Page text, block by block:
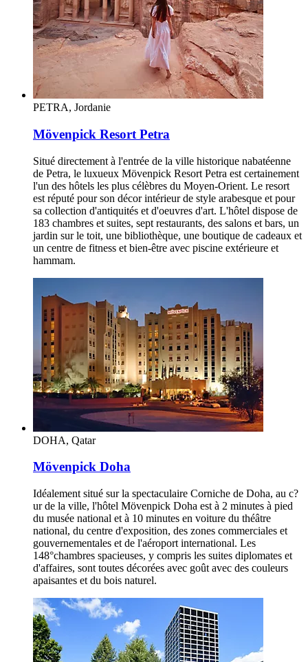
PETRA, Jordanie
Mövenpick Resort Petra
Situé directement à l'entrée de la ville historique nabatéenne
de Petra, le luxueux Mövenpick Resort Petra est certainement
l'un des hôtels les plus célèbres du Moyen-Orient. Le resort
est réputé pour son décor intérieur de style arabesque et pour
sa collection d'antiquités et d'oeuvres d'art. L'hôtel dispose de
183 chambres et suites, sept restaurants, des salons et bars, un
jardin sur le toit, une bibliothèque, une boutique de cadeaux et
un centre de fitness et bien-être avec piscine extérieure et
hammam.
DOHA, Qatar
Mövenpick Doha
Idéalement situé sur la spectaculaire Corniche de Doha, au c?
ur de la ville, l'hôtel Mövenpick Doha est à 2 minutes à pied
du musée national et à 10 minutes en voiture du théâtre
national, du centre d'exposition, des zones commerciales et
gouvernementales et de l'aéroport international. Les
148°chambres spacieuses, y compris les suites diplomates et
d'affaires, sont toutes décorées avec goût avec des couleurs
apaisantes et du bois naturel.